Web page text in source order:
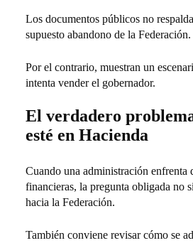
Los documentos públicos no
supuesto abandono de la Federación.
Por el contrario, muestran un
intenta vender el gobernador.
El verdadero
esté en Hacienda
Cuando una administración enfrenta
financieras, la pregunta obligada no
hacia la Federación.
También conviene revisar cómo se